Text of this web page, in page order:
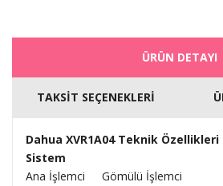
ÜRÜN DETAYI
TAKSİT SEÇENEKLERİ
Dahua XVR1A04 Teknik Özellikleri
Sistem
Ana İşlemci
Gömülü İşlemci